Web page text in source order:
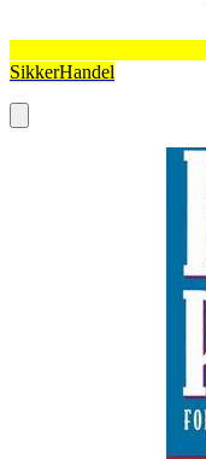
SikkerHandel